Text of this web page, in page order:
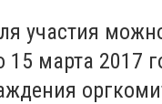
участия
15 марта 2017